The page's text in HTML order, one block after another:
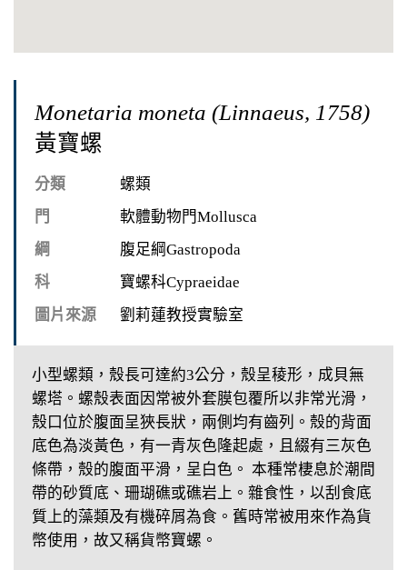
Monetaria moneta (Linnaeus, 1758)
黃寶螺
分類
螺類
門
軟體動物門Mollusca
綱
腹足綱Gastropoda
科
寶螺科Cypraeidae
圖片來源
劉莉蓮教授實驗室
小型螺類，殼長可達約3公分，殼呈稜形，成貝無
螺塔。螺殼表面因常被外套膜包覆所以非常光滑，
殼口位於腹面呈狹長狀，兩側均有齒列。殼的背面
底色為淡黃色，有一青灰色隆起處，且綴有三灰色
條帶，殼的腹面平滑，呈白色。 本種常棲息於潮間
帶的砂質底、珊瑚礁或礁岩上。雜食性，以刮食底
質上的藻類及有機碎屑為食。舊時常被用來作為貨
幣使用，故又稱貨幣寶螺。